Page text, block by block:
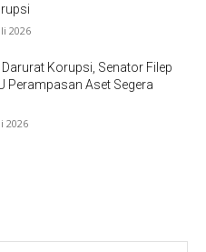
2026
Darurat Korupsi, Senator Filep
Perampasan Aset Segera
2026